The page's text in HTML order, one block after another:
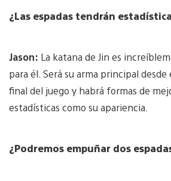
¿Las espadas tendrán
Jason: La katana de Jin es
para él. Será su arma principal
final del juego y habrá formas de
estadísticas como su apariencia.
¿Podremos empuñar dos